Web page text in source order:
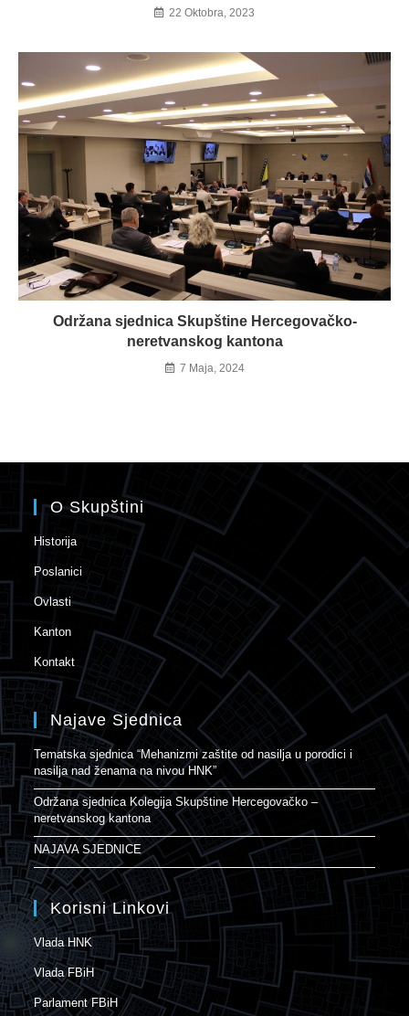
22 Oktobra, 2023
Održana sjednica Skupštine Hercegovačko-
neretvanskog kantona
7 Maja, 2024
O Skupštini
Historija
Poslanici
Ovlasti
Kanton
Kontakt
Najave Sjednica
Tematska sjednica “Mehanizmi zaštite od nasilja u porodici i
nasilja nad ženama na nivou HNK”
Održana sjednica Kolegija Skupštine Hercegovačko –
neretvanskog kantona
NAJAVA SJEDNICE
Korisni Linkovi
Vlada HNK
Vlada FBiH
Parlament FBiH